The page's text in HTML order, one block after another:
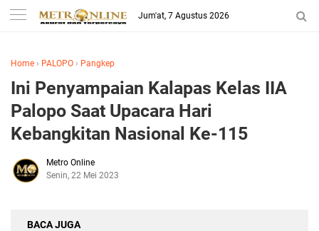
Jum'at, 7 Agustus 2026
Home › PALOPO › Pangkep
Ini Penyampaian Kalapas Kelas IIA
Palopo Saat Upacara Hari
Kebangkitan Nasional Ke-115
Metro Online
Senin, 22 Mei 2023
BACA JUGA